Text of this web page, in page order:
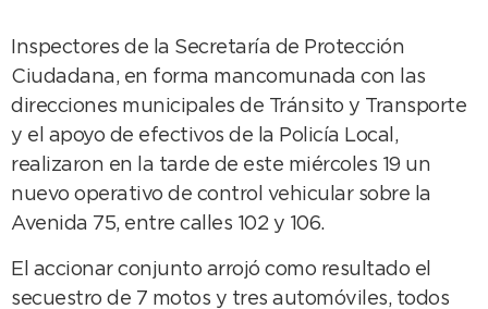
Inspectores de la Secretaría de Protección
Ciudadana, en forma mancomunada con las
direcciones municipales de Tránsito y Transporte
y el apoyo de efectivos de la Policía Local,
realizaron en la tarde de este miércoles 19 un
nuevo operativo de control vehicular sobre la
Avenida 75, entre calles 102 y 106.
El accionar conjunto arrojó como resultado el
secuestro de 7 motos y tres automóviles, todos